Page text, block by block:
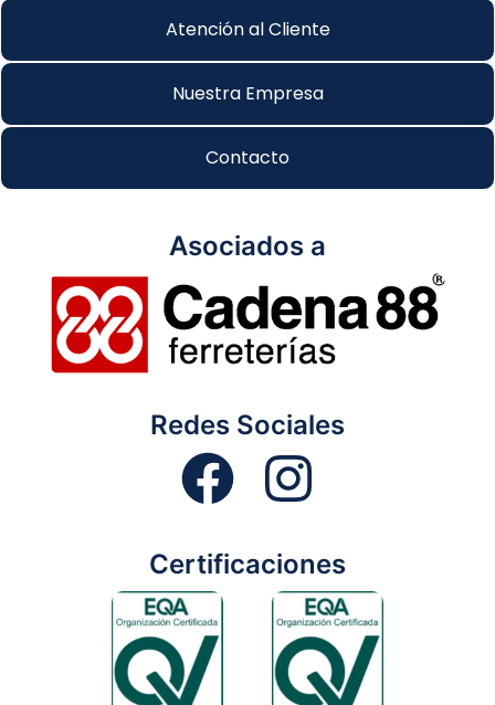
Atención al Cliente
Nuestra Empresa
Contacto
Asociados a
Redes Sociales
Certificaciones